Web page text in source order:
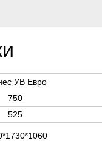
УВ Евро
750
525